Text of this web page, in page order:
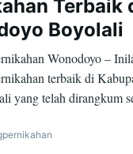
Terbaik
Boyolali
Wonodoyo –
terbaik di
yang telah dirangkum